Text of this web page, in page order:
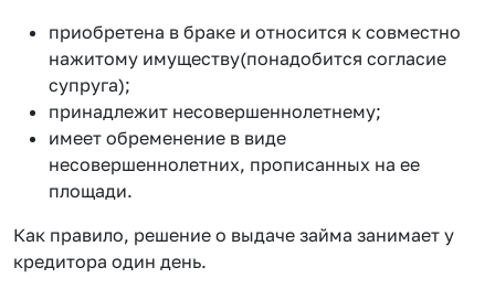
приобретена в браке и относится к совместно
нажитому имуществу(понадобится согласие
супруга);
принадлежит несовершеннолетнему;
имеет обременение в виде
несовершеннолетних, прописанных на ее
площади.
Как правило, решение о выдаче займа занимает у
кредитора один день.